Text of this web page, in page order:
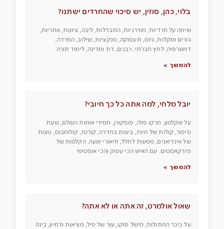
בלוי, כהן, סוזין, יש סיכוי שהחרדים ישתנו?
שיחה על חרדיות, מודרניות, התבדלות, ליבה, ציונות, אחריות,
גזרים ומקלות, גיוס, תעסוקה, סנקציות, שילוב, הפרדה,
דמוגרפיה, לחץ חברתי, רבנים, דת ומדינה, לימוד תורה
להמשך »
יובל מלחי, למה אתה כל כך חיובי?
על שקלטון, מרקו פולו, פופקורן, חסידי אומות העולם, שעת
סיפור, קולות של חיות, ביצות בחדרה, קורטז, קולומבוס, נוצות
של אינדיאנים, מסעות לחלל, תיאורי זוועה, הקלטות של
פודקאסטים. עם האיש הכי עסוק והכי אופטימי
להמשך »
שאול אולמרט, זה אתה או לא אתה?
על כיכר החתולות, מישל פוקו, עור של פיל, מציאות ודמיון, בינה